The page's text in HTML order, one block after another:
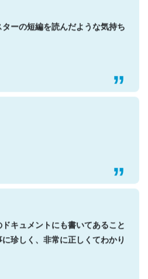
ーの短編を読んだような気持ち
キュメントにも書いてあること
珍しく、非常に正しくてわかり